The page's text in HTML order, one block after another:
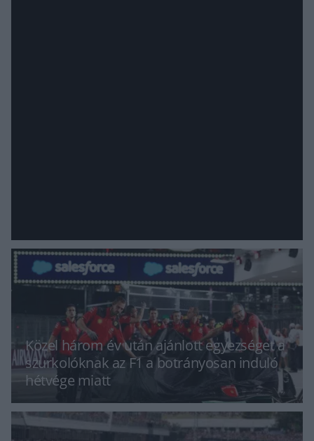
Közel három év után ajánlott egyezséget a
szurkolóknak az F1 a botrányosan induló
hétvége miatt